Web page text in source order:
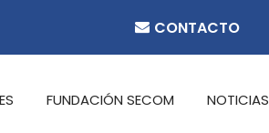
CONTACTO
FUNDACIÓN SECOM NOTICIAS